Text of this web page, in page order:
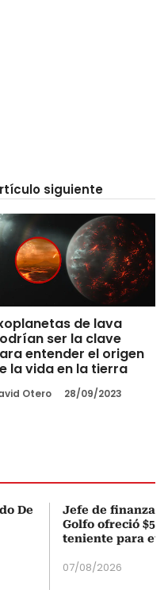
siguiente
de lava
ser la clave
entender el origen
la vida en la tierra
Otero 28/09/2023
De
Jefe de finanzas
Golfo ofreció
teniente para
07/08/2026